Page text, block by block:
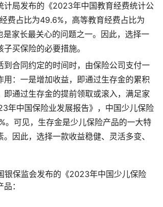
计局发布的《2023年中国教育经费统计公
费占比为49.6%，高等教育经费占比为
家长最关心的问题之一。因此，选择一
买保险的必要措施。
合同约定的时间时，由保险公司支付一
：一是增加收益，即通过生存金的累积
通过生存金的提前领取或滚入，满足家
年中国保险业发展报告》，中国少儿保险
。可见，生存金是少儿保险产品的一大特
因此，选择一款收益稳健、灵活多变、
银保监会发布的《2023年中国少儿保险
：